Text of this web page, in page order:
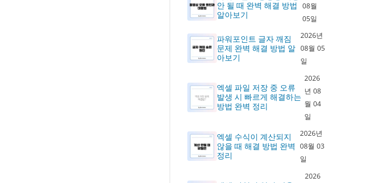
안 될 때 완벽 해결 방법
알아보기
08월
05일
파워포인트 글자 깨짐
문제 완벽 해결 방법 알
아보기
2026년
08월 05
일
엑셀 파일 저장 중 오류
발생 시 빠르게 해결하는
방법 완벽 정리
2026
년 08
월 04
일
엑셀 수식이 계산되지
않을 때 해결 방법 완벽
정리
2026년
08월 03
일
2026